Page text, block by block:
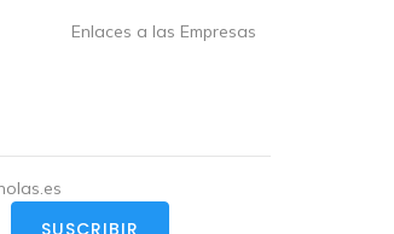
Enlaces a las Empresas